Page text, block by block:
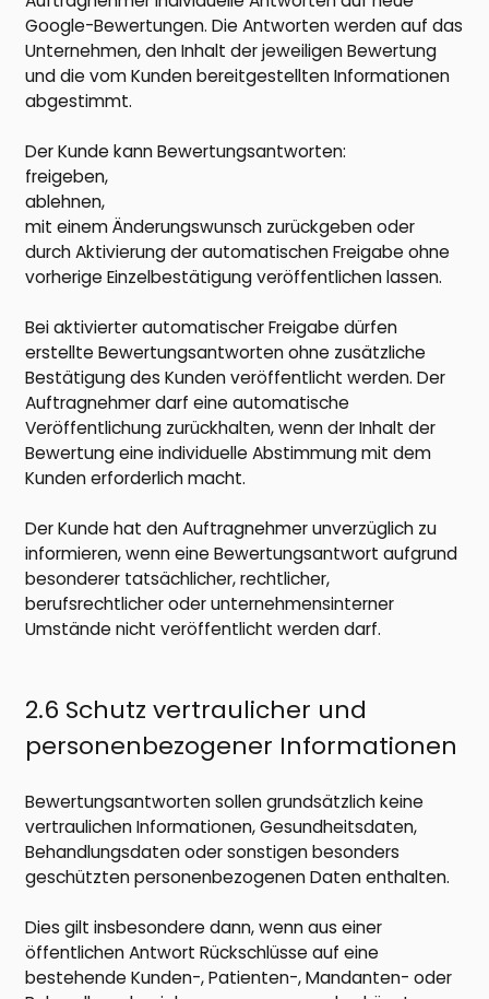
Google-Bewertungen. Die Antworten werden auf das
Unternehmen, den Inhalt der jeweiligen Bewertung
und die vom Kunden bereitgestellten Informationen
abgestimmt.
Der Kunde kann Bewertungsantworten:
freigeben,
ablehnen,
mit einem Änderungswunsch zurückgeben oder
durch Aktivierung der automatischen Freigabe ohne
vorherige Einzelbestätigung veröffentlichen lassen.
Bei aktivierter automatischer Freigabe dürfen
erstellte Bewertungsantworten ohne zusätzliche
Bestätigung des Kunden veröffentlicht werden. Der
Auftragnehmer darf eine automatische
Veröffentlichung zurückhalten, wenn der Inhalt der
Bewertung eine individuelle Abstimmung mit dem
Kunden erforderlich macht.
Der Kunde hat den Auftragnehmer unverzüglich zu
informieren, wenn eine Bewertungsantwort aufgrund
besonderer tatsächlicher, rechtlicher,
berufsrechtlicher oder unternehmensinterner
Umstände nicht veröffentlicht werden darf.
2.6 Schutz vertraulicher und
personenbezogener Informationen
Bewertungsantworten sollen grundsätzlich keine
vertraulichen Informationen, Gesundheitsdaten,
Behandlungsdaten oder sonstigen besonders
geschützten personenbezogenen Daten enthalten.
Dies gilt insbesondere dann, wenn aus einer
öffentlichen Antwort Rückschlüsse auf eine
bestehende Kunden-, Patienten-, Mandanten- oder